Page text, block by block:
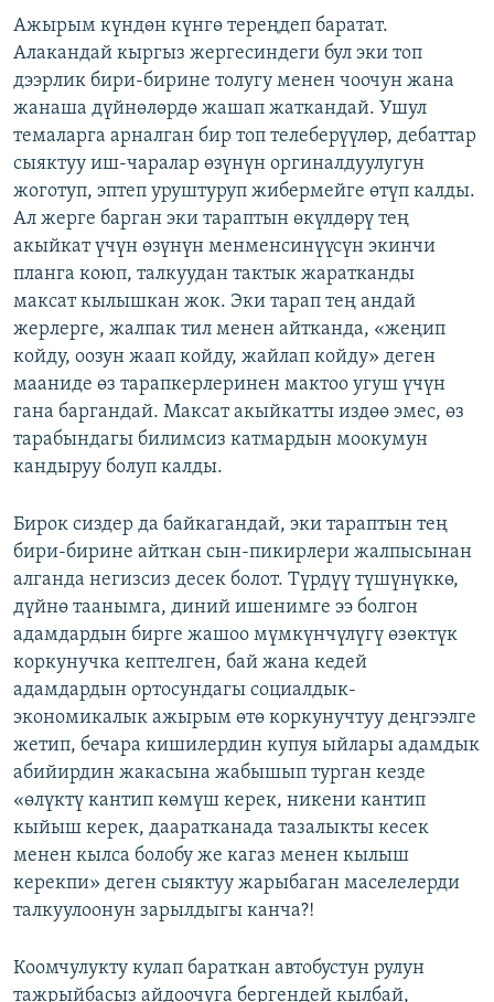
Ажырым күндөн күнгө тереңдеп баратат.
Алакандай кыргыз жергесиндеги бул эки топ
дээрлик бири-бирине толугу менен чоочун жана
жанаша дүйнөлөрдө жашап жаткандай. Ушул
темаларга арналган бир топ телеберүүлөр, дебаттар
сыяктуу иш-чаралар өзүнүн оргиналдуулугун
жоготуп, эптеп уруштуруп жибермейге өтүп калды.
Ал жерге барган эки тараптын өкүлдөрү тең
акыйкат үчүн өзүнүн менменсинүүсүн экинчи
планга коюп, талкуудан тактык жаратканды
максат кылышкан жок. Эки тарап тең андай
жерлерге, жалпак тил менен айтканда, «жеңип
койду, оозун жаап койду, жайлап койду» деген
мааниде өз тарапкерлеринен мактоо угуш үчүн
гана баргандай. Максат акыйкатты издөө эмес, өз
тарабындагы билимсиз катмардын моокумун
кандыруу болуп калды.
Бирок сиздер да байкагандай, эки тараптын тең
бири-бирине айткан сын-пикирлери жалпысынан
алганда негизсиз десек болот. Түрдүү түшүнүккө,
дүйнө таанымга, диний ишенимге ээ болгон
адамдардын бирге жашоо мүмкүнчүлүгү өзөктүк
коркунучка кептелген, бай жана кедей
адамдардын ортосундагы социалдык-
экономикалык ажырым өтө коркунучтуу деңгээлге
жетип, бечара кишилердин купуя ыйлары адамдык
абийирдин жакасына жабышып турган кезде
«өлүктү кантип көмүш керек, никени кантип
кыйыш керек, дааратканада тазалыкты кесек
менен кылса болобу же кагаз менен кылыш
керекпи» деген сыяктуу жарыбаган маселелерди
талкуулоонун зарылдыгы канча?!
Коомчулукту кулап бараткан автобустун рулун
тажрыйбасыз айдоочуга бергендей кылбай,